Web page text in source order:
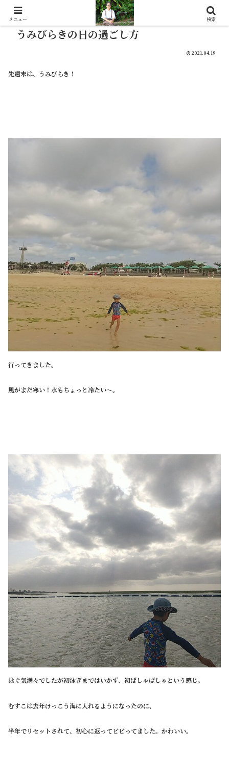
うみびらきの日の過ごし方
2021.04.19
先週末は、うみびらき！
行ってきました。
風がまだ寒い！水もちょっと冷たい～。
泳ぐ気満々でしたが初泳ぎまではいかず、初ばしゃばしゃという感じ。
むすこは去年けっこう海に入れるようになったのに、
半年でリセットされて、初心に返ってビビってました。かわいい。
メニュー 検索